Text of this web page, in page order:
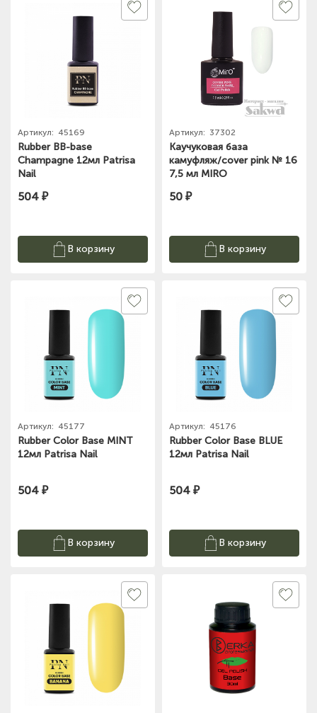
Артикул: 45169
Rubber BB-base
Champagne 12мл Patrisa
Nail
504 ₽
В корзину
Артикул: 37302
Каучуковая база
камуфляж/cover pink № 16
7,5 мл MIRO
50 ₽
В корзину
Артикул: 45177
Rubber Color Base MINT
12мл Patrisa Nail
504 ₽
В корзину
Артикул: 45176
Rubber Color Base BLUE
12мл Patrisa Nail
504 ₽
В корзину